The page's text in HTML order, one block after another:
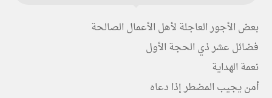
بعض الأجور العاجلة لأهل الأعمال الصالحة
فضائل عشر ذي الحجة الأول
نعمة الهداية
أمن يجيب المضطر إذا دعاه